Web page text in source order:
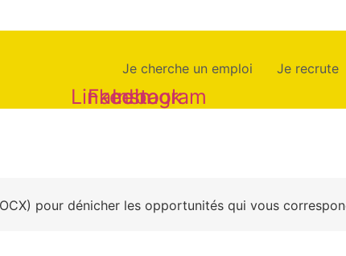
Je cherche un emploi Je recrute
Linkedin
Facebook
Instagram
pour dénicher les opportunités qui vous